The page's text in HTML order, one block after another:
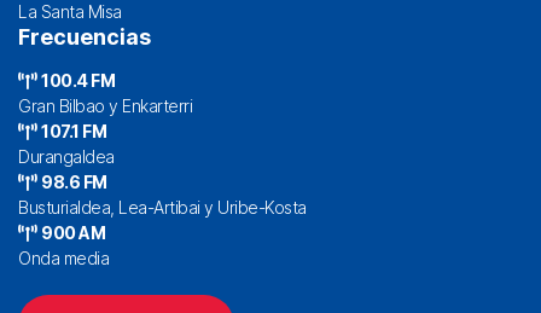
La Santa Misa
Frecuencias
100.4 FM
Gran Bilbao y Enkarterri
107.1 FM
Durangaldea
98.6 FM
Busturialdea, Lea-Artibai y Uribe-Kosta
900 AM
Onda media